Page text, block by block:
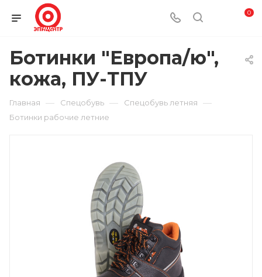
0
Ботинки "Европа/ю",
кожа, ПУ-ТПУ
Главная — Спецобувь — Спецобувь летняя —
Ботинки рабочие летние